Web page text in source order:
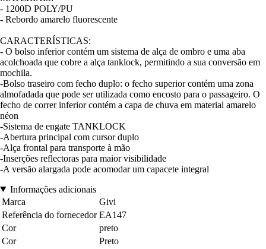
- 1200D POLY/PU
- Rebordo amarelo fluorescente
CARACTERÍSTICAS:
- O bolso inferior contém um sistema de alça de ombro e uma aba
acolchoada que cobre a alça tanklock, permitindo a sua conversão em
mochila.
-Bolso traseiro com fecho duplo: o fecho superior contém uma zona
almofadada que pode ser utilizada como encosto para o passageiro. O
fecho de correr inferior contém a capa de chuva em material amarelo
néon
-Sistema de engate TANKLOCK
-Abertura principal com cursor duplo
-Alça frontal para transporte à mão
-Inserções reflectoras para maior visibilidade
-A versão alargada pode acomodar um capacete integral
Informações adicionais
Marca
Givi
Referência do fornecedor EA147
Cor
preto
Cor
Preto